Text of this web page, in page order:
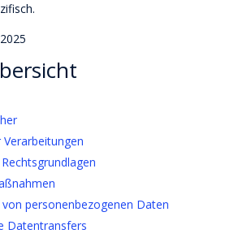
personenbezogenen Daten
Datentransfers